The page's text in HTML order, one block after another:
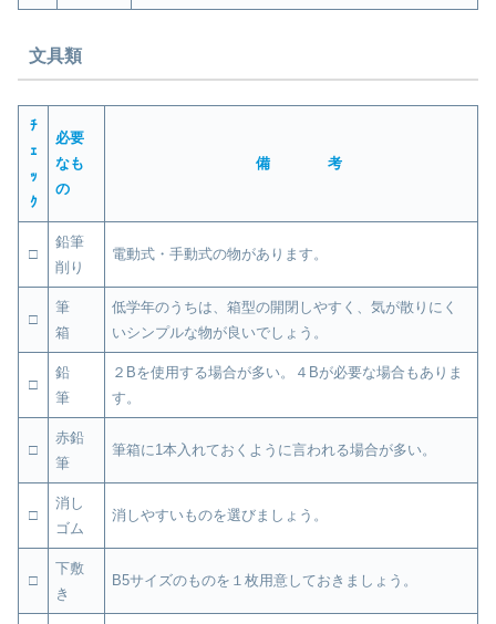
文具類
ﾁ
ｪ
ｯ
ｸ
必要
なも
の
備 考
□
鉛筆
削り
電動式・手動式の物があります。
□
筆
箱
低学年のうちは、箱型の開閉しやすく、気が散りにく
いシンプルな物が良いでしょう。
□
鉛
筆
２Bを使用する場合が多い。４Bが必要な場合もありま
す。
□
赤鉛
筆
筆箱に1本入れておくように言われる場合が多い。
□
消し
ゴム
消しやすいものを選びましょう。
□
下敷
き
B5サイズのものを１枚用意しておきましょう。